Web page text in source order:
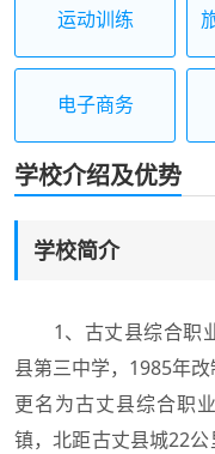
运动训练
电子商务
学校介绍及优势
学校简介
1、古丈县综合职业
县第三中学，1985年
更名为古丈县综合职
镇，北距古丈县城22